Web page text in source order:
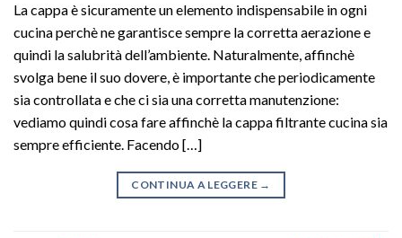
La cappa è sicuramente un elemento indispensabile in ogni
cucina perchè ne garantisce sempre la corretta aerazione e
quindi la salubrità dell’ambiente. Naturalmente, affinchè
svolga bene il suo dovere, è importante che periodicamente
sia controllata e che ci sia una corretta manutenzione:
vediamo quindi cosa fare affinchè la cappa filtrante cucina sia
sempre efficiente. Facendo […]
CONTINUA A LEGGERE →